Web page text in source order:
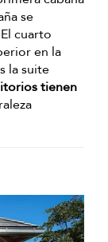
se
cuarto
en la
la suite
tienen